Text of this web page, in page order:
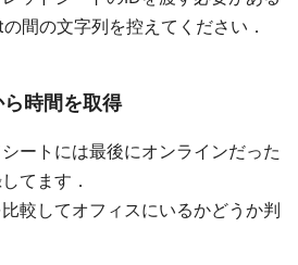
間の文字列を控えてください．
時間を取得
ートには最後にオンラインだった
てます．
較してオフィスにいるかどうか判